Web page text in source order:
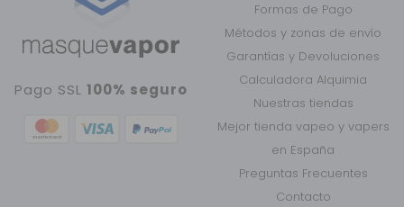
Pago SSL100% seguro
Formas de Pago
Métodos y zonas de envío
Garantías y Devoluciones
Calculadora Alquimia
Nuestras tiendas
Mejor tienda vapeo y vapers
en España
Preguntas Frecuentes
Contacto